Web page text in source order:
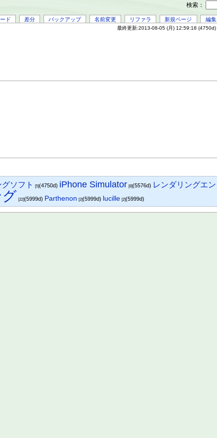
ド 差分 バックアップ 名前変更 リファラ 新規ページ 編集
最終更新:2013-08-05 (月) 12:59:18 (4750d)
ソフト [5](4750d) iPhone Simulator [8](5576d) レンダリングエン
[22](5999d) Parthenon [2](5999d) lucille [2](5999d)
検索：